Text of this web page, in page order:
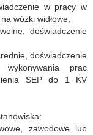
w pracy w
wózki widłowe;
doświadczenie
doświadczenie
wykonywania prac
SEP do 1 KV
zawodowe lub